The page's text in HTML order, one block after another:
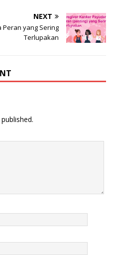
NEXT
Peran yang Sering
Terlupakan